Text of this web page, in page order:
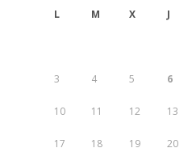
L M X J
3 4 5 6
10 11 12 13
17 18 19 20